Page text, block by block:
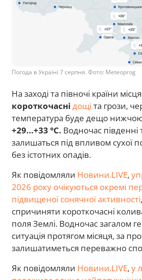
Погода в Україні 7 серпня. Фото: Meteoprog
На заході та півночі країни
короткочасні дощі та грози,
температура буде дещо
+29...+33 °C. Водночас південні
залишаться під впливом сухої
без істотних опадів.
Як повідомляли Новини.LIVE,
2026 року очікуються окремі
підвищеної сонячної активності
спричиняти короткочасні
поля Землі. Водночас загалом
ситуація протягом місяця, за
залишатиметься переважно
Як повідомляли Новини.LIVE, у